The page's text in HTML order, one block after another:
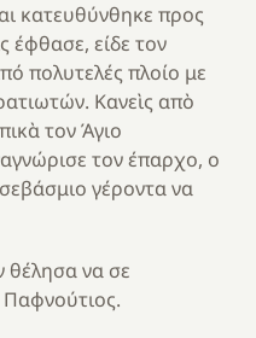
κατευθύνθηκε προς
έφθασε, είδε τον
πολυτελές πλοίο με
Κανεὶς απὸ
τον Άγιο
τον έπαρχο, ο
γέροντα να
θέλησα να σε